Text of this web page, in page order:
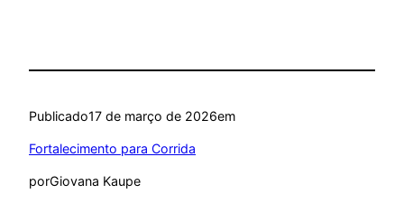
Publicado17 de março de 2026em
Fortalecimento para Corrida
porGiovana Kaupe